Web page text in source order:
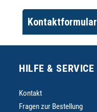
Kontaktformular
HILFE & SERVICE
Kontakt
Fragen zur Bestellung